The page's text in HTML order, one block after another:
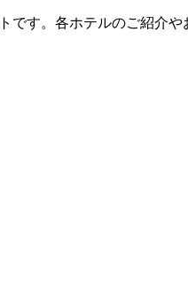
です。各ホテルのご紹介や